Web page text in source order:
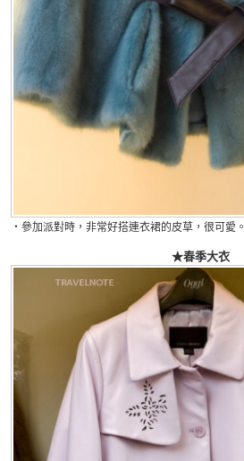
・參加派對時，非常好搭連衣裙的皮草，很可愛。
★春季大衣